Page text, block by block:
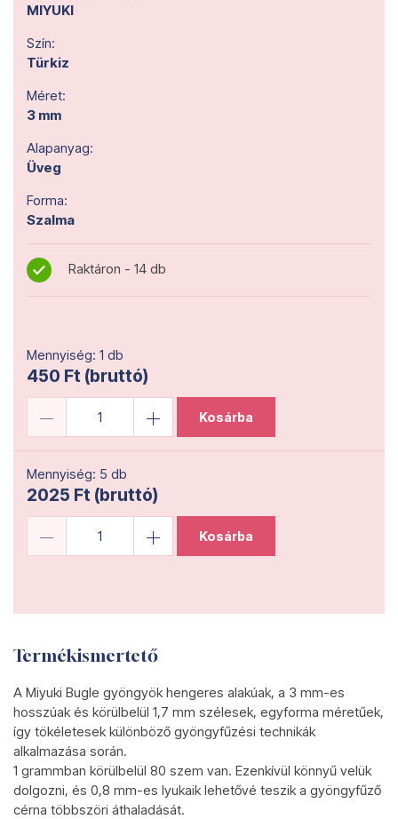
MIYUKI
Szín:
Türkiz
Méret:
3 mm
Alapanyag:
Üveg
Forma:
Szalma
Raktáron - 14 db
Mennyiség: 1 db
450 Ft (bruttó)
Kosárba
Mennyiség: 5 db
2025 Ft (bruttó)
Kosárba
Termékismertető
A Miyuki Bugle gyöngyök hengeres alakúak, a 3 mm-es
hosszúak és körülbelül 1,7 mm szélesek, egyforma méretűek,
így tökéletesek különböző gyöngyfűzési technikák
alkalmazása során.
1 grammban körülbelül 80 szem van. Ezenkívül könnyű velük
dolgozni, és 0,8 mm-es lyukaik lehetővé teszik a gyöngyfűző
cérna többszöri áthaladását.